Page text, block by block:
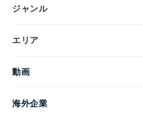
ジャンル
エリア
動画
海外企業